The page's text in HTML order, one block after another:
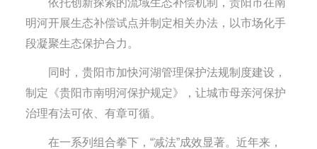
明河开展生态补偿试点并制定相关办法，以市场化手
段凝聚生态保护合力。
同时，贵阳市加快河湖管理保护法规制度建设，
制定《贵阳市南明河保护规定》，让城市母亲河保护
治理有法可依、有章可循。
在一系列组合拳下，“减法”成效显著。近年来，